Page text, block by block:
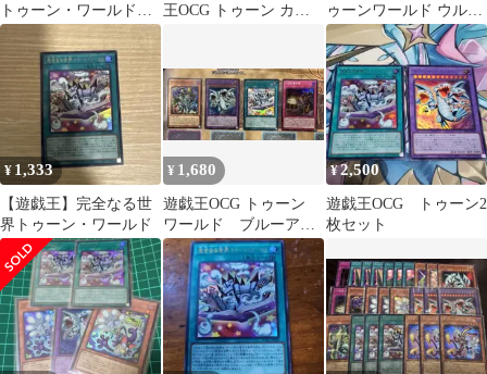
トゥーン・ワールド
ウルトラレア
王OCG トゥーン カー
ゥーンワールド ウルト
ラ
¥ 1,333
【遊戯王】完全なる世
界トゥーン・ワールド
¥ 1,680
遊戯王OCG トゥーン
ワールド ブルーアイ
ズ ノーフェイス
¥2,500
遊戯王OCG トゥーン2
枚セット